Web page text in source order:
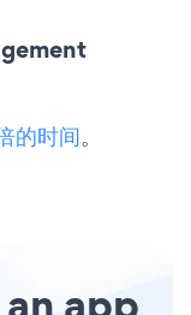
的时间。